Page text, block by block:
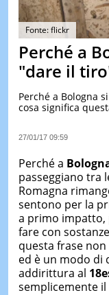
Fonte: flickr
Perché a
"dare il
Perché a Bologna
cosa significa
27/01/17 09:59
Perché a
passeggiano tra
Romagna
sentono per la
a primo impatto,
fare con
questa frase
ed è un modo di
addirittura al
semplicemente il